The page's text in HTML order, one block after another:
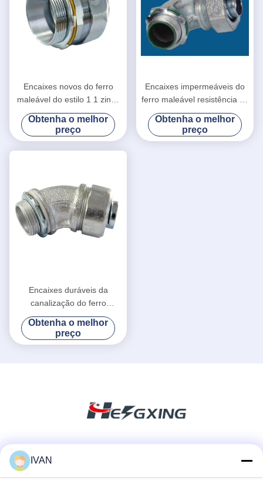
Encaixes novos do ferro
maleável do estilo 1 1 zinco
apertado líquido do conector
2 chapeado
Obtenha o melhor
preço
Encaixes impermeáveis do
ferro maleável resistência de
fogo apertada líquida do
conector de 90 graus
Obtenha o melhor
preço
Encaixes duráveis da
canalização do ferro
maleável, estrutura da
empresa do encaixe da
canalização de 45 graus
Obtenha o melhor
preço
IVAN